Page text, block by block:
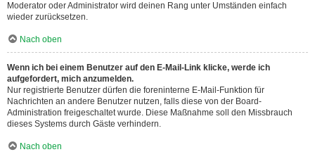
Moderator oder Administrator wird deinen Rang unter Umständen einfach
wieder zurücksetzen.
Nach oben
Wenn ich bei einem Benutzer auf den E-Mail-Link klicke, werde ich
aufgefordert, mich anzumelden.
Nur registrierte Benutzer dürfen die foreninterne E-Mail-Funktion für
Nachrichten an andere Benutzer nutzen, falls diese von der Board-
Administration freigeschaltet wurde. Diese Maßnahme soll den Missbrauch
dieses Systems durch Gäste verhindern.
Nach oben